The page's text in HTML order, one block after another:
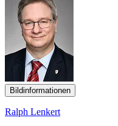
Bildinformationen
Ralph Lenkert